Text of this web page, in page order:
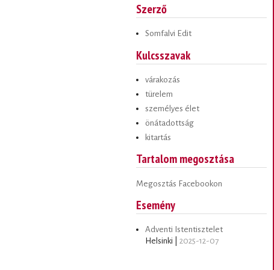
Szerző
Somfalvi Edit
Kulcsszavak
várakozás
türelem
személyes élet
önátadottság
kitartás
Tartalom megosztása
Megosztás Facebookon
Esemény
Adventi Istentisztelet
Helsinki | 2025-12-07